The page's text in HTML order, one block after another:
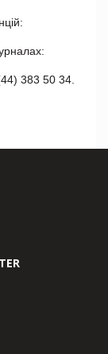
383 50 34.